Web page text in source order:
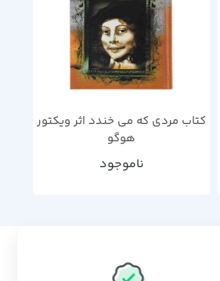
کتاب مردی که می خندد اثر ویکتور
هوگو
ناموجود